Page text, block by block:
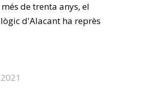
de trenta anys, el
d'Alacant ha reprès